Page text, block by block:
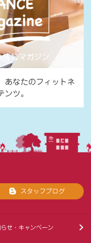
あなたのフィットネ
ンツ。
スタッフブログ
らせ・キャンペーン